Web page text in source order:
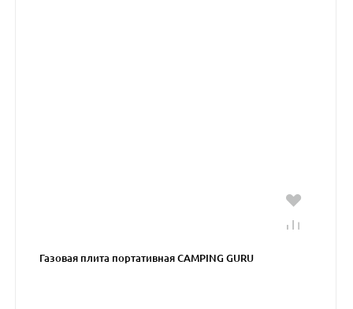
Газовая плита портативная CAMPING GURU